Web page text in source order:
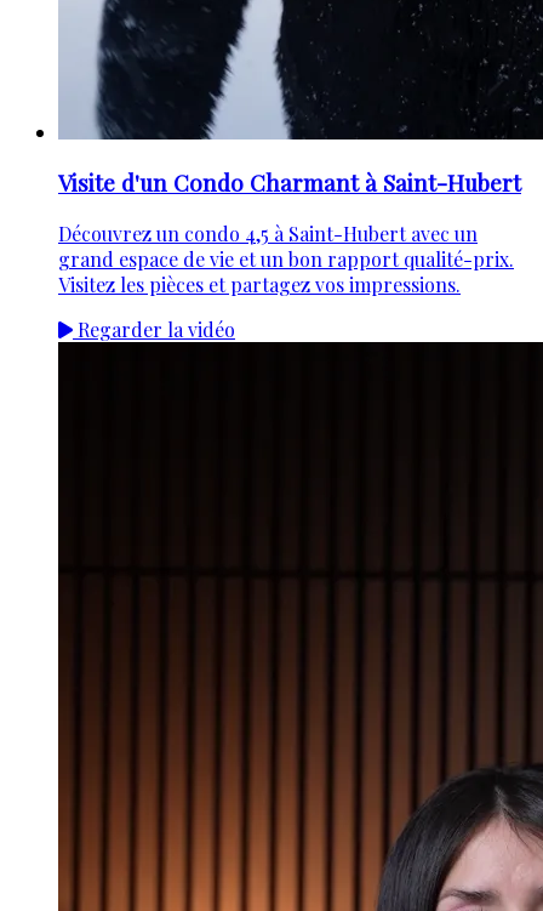
Visite d'un Condo Charmant à Saint-Hubert
Découvrez un condo 4,5 à Saint-Hubert avec un
grand espace de vie et un bon rapport qualité-prix.
Visitez les pièces et partagez vos impressions.
Regarder la vidéo